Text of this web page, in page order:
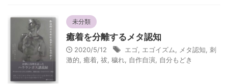
未分類
癒着を分離するメタ認知
2020/5/12 エゴ エゴイズム メタ認知 刺
激的 癒着 祓 穢れ 自作自演 自分もどき